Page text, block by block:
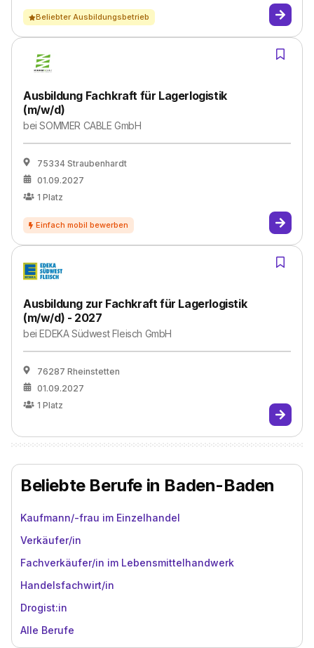
Beliebter Ausbildungsbetrieb
Ausbildung Fachkraft für Lagerlogistik
(m/w/d)
beiSOMMER CABLE GmbH
75334 Straubenhardt
01.09.2027
1 Platz
Ausbildung zur Fachkraft für Lagerlogistik
(m/w/d) - 2027
beiEDEKA Südwest Fleisch GmbH
76287 Rheinstetten
01.09.2027
1 Platz
Beliebte Berufe in Baden-Baden
Kaufmann/-frau im Einzelhandel
Verkäufer/in
Fachverkäufer/in im Lebensmittelhandwerk
Handelsfachwirt/in
Drogist:in
Alle Berufe